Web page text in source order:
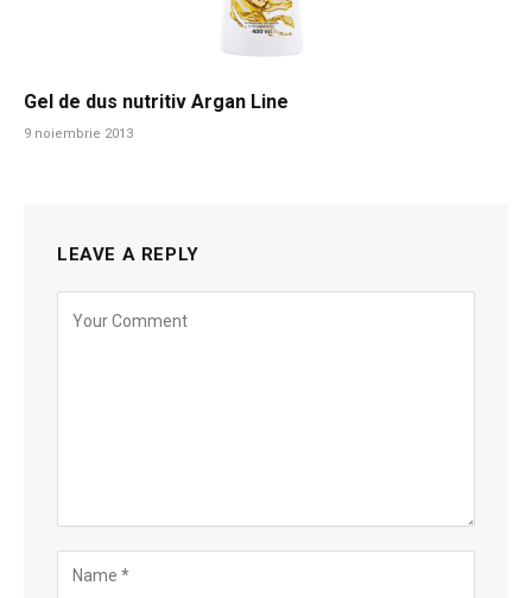
Gel de dus nutritiv Argan Line
9 noiembrie 2013
LEAVE A REPLY